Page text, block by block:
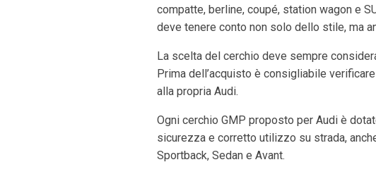
compatte, berline, coupé, station wagon e
deve tenere conto non solo dello stile, ma
La scelta del cerchio deve sempre
Prima dell’acquisto è consigliabile
alla propria Audi.
Ogni cerchio GMP proposto per Audi è
sicurezza e corretto utilizzo su strada,
Sportback, Sedan e Avant.